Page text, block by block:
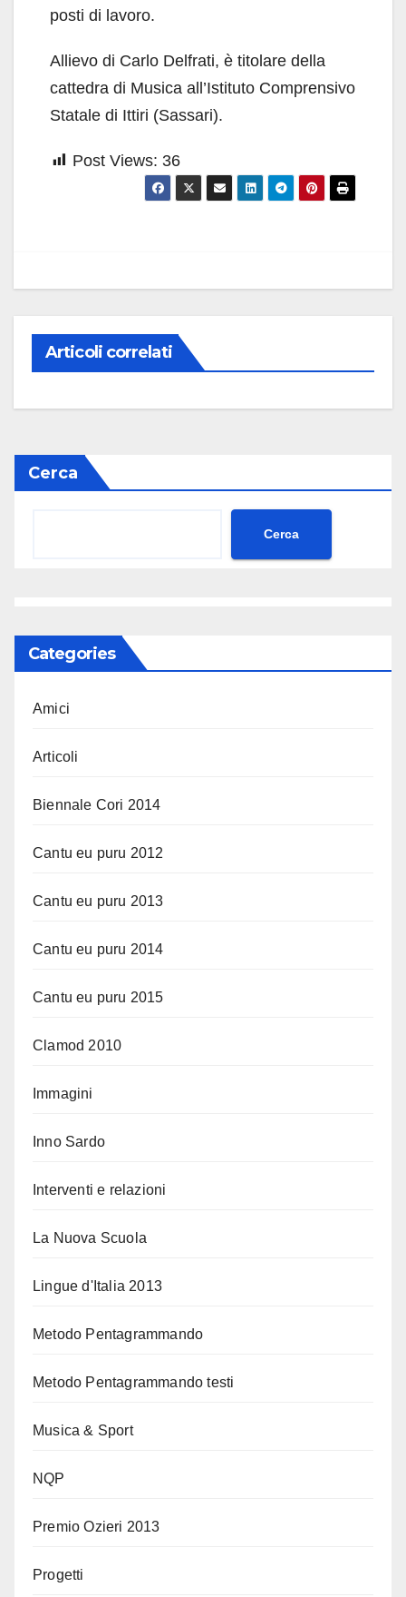
posti di lavoro.
Allievo di Carlo Delfrati, è titolare della
cattedra di Musica all’Istituto Comprensivo
Statale di Ittiri (Sassari).
Post Views: 36
Articoli correlati
Cerca
Cerca
Categories
Amici
Articoli
Biennale Cori 2014
Cantu eu puru 2012
Cantu eu puru 2013
Cantu eu puru 2014
Cantu eu puru 2015
Clamod 2010
Immagini
Inno Sardo
Interventi e relazioni
La Nuova Scuola
Lingue d'Italia 2013
Metodo Pentagrammando
Metodo Pentagrammando testi
Musica & Sport
NQP
Premio Ozieri 2013
Progetti